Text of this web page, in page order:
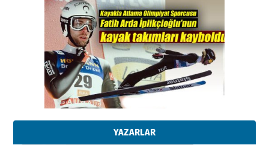
YAZARLAR
Kenan GÜLERCİ
Metin Külünk: Aileyi Korumak
11 Mayıs 2026 Pazartesi